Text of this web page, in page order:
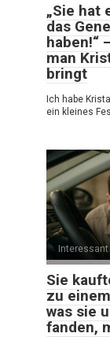
„Sie hat
das
haben!“
man
bringt
Ich habe
ein kleines
Sie
zu
was sie
fanden,